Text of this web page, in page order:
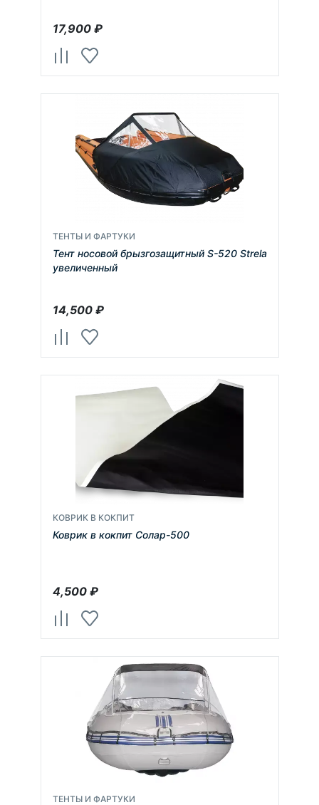
17,900₽
ТЕНТЫ И ФАРТУКИ
Тент носовой брызгозащитный S-520 Strela
увеличенный
14,500₽
КОВРИК В КОКПИТ
Коврик в кокпит Солар-500
4,500₽
ТЕНТЫ И ФАРТУКИ